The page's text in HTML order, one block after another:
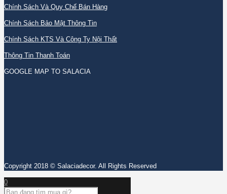
Chính Sách Và Quy Chế Bán Hàng
Chính Sách Bảo Mật Thông Tin
Chính Sách KTS Và Công Ty Nội Thất
Thông Tin Thanh Toán
GOOGLE MAP TO SALACIA
Copyright 2018 © Salaciadecor. All Rights Reserved
0